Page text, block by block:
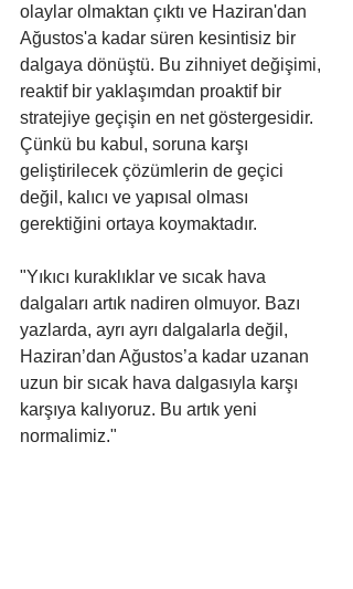
olaylar olmaktan çıktı ve Haziran'dan
Ağustos'a kadar süren kesintisiz bir
dalgaya dönüştü. Bu zihniyet değişimi,
reaktif bir yaklaşımdan proaktif bir
stratejiye geçişin en net göstergesidir.
Çünkü bu kabul, soruna karşı
geliştirilecek çözümlerin de geçici
değil, kalıcı ve yapısal olması
gerektiğini ortaya koymaktadır.
"Yıkıcı kuraklıklar ve sıcak hava
dalgaları artık nadiren olmuyor. Bazı
yazlarda, ayrı ayrı dalgalarla değil,
Haziran’dan Ağustos’a kadar uzanan
uzun bir sıcak hava dalgasıyla karşı
karşıya kalıyoruz. Bu artık yeni
normalimiz."